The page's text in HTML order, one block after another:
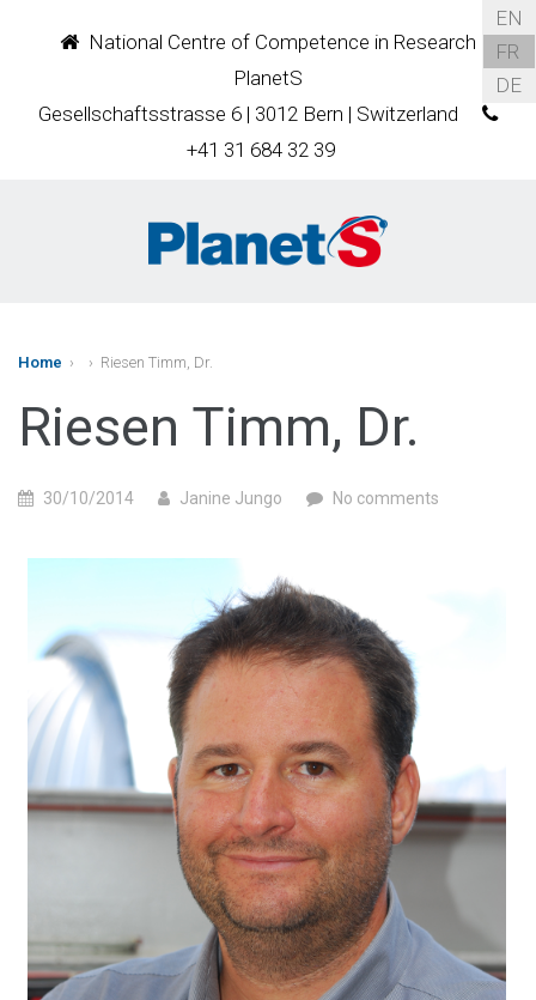
National Centre of Competence in Research
PlanetS
Gesellschaftsstrasse 6 | 3012 Bern | Switzerland
+41 31 684 32 39
EN
FR
DE
Home › › Riesen Timm, Dr.
Riesen Timm, Dr.
30/10/2014 Janine Jungo No comments